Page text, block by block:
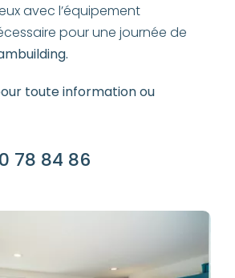
avec l’équipement
pour une journée de
toute information ou
78 84 86